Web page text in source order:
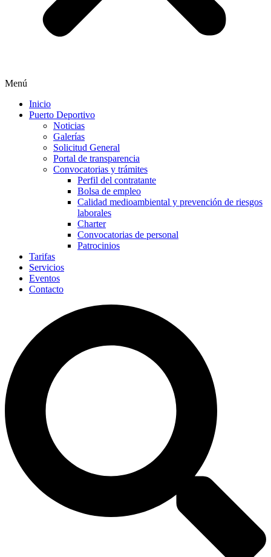
Menú
Inicio
Puerto Deportivo
Noticias
Galerías
Solicitud General
Portal de transparencia
Convocatorias y trámites
Perfil del contratante
Bolsa de empleo
Calidad medioambiental y prevención de riesgos
laborales
Charter
Convocatorias de personal
Patrocinios
Tarifas
Servicios
Eventos
Contacto